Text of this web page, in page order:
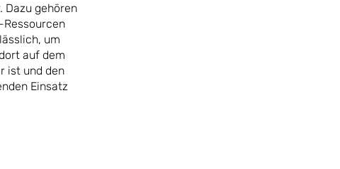
gehören
um
auf dem
ist und den
Einsatz